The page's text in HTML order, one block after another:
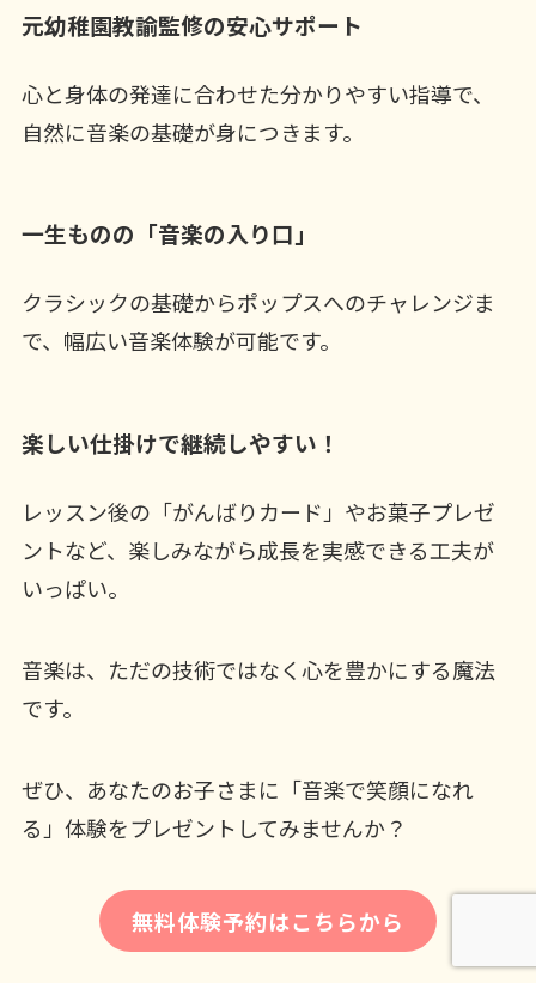
元幼稚園教諭監修の安心サポート
心と身体の発達に合わせた分かりやすい指導で、
自然に音楽の基礎が身につきます。
一生ものの「音楽の入り口」
クラシックの基礎からポップスへのチャレンジま
で、幅広い音楽体験が可能です。
楽しい仕掛けで継続しやすい！
レッスン後の「がんばりカード」やお菓子プレゼ
ントなど、楽しみながら成長を実感できる工夫が
いっぱい。
音楽は、ただの技術ではなく心を豊かにする魔法
です。
ぜひ、あなたのお子さまに「音楽で笑顔になれ
る」体験をプレゼントしてみませんか？
無料体験予約はこちらから